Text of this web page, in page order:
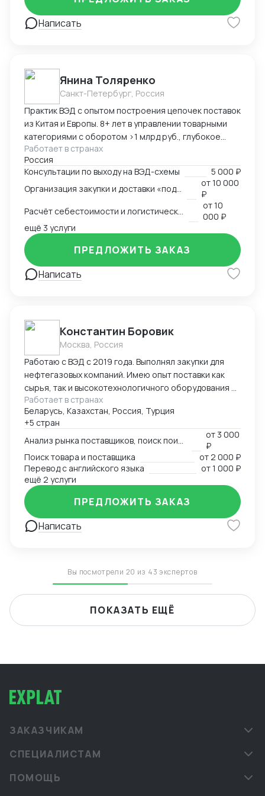
аналитика, автоматизация процессов ВЭД в 1С и
ином ПО.
Написать
Янина Толяренко
Санкт-Петербург, Россия
Практик ВЭД с опытом построения цепочек поставок
из Китая и Европы. 8+ лет в управлении товарными
категориями с оборотом >1 млрд руб., глубокое
понимание коммерческой стороны закупок.
Ключевые компетенции: — Организация полного
цикла ВЭД «под ключ»: от поиска поставщика до
доставки на склад клиента — Работа с китайскими
поставщиками: переговоры, контроль качества,
оплата — Таможенное оформление, подбор
сертификации, подготовка документов —
Международная логистика: поиск брокеров, расчёт
маршрутов, мониторинг цен — Расчёт
себестоимости и контроль маржинальности сделок
— Опыт поставок в условиях санкционных
удалённая работа, полная автономность
Работает в странах
Россия
Консультации по выходу на ВЭД-схемы
5 000 ₽
от10 000
₽
от10
000 ₽
ещё 3 услуги
Написать
ПРЕДЛОЖИТЬ ЗАКАЗ
Константин Боровик
Москва, Россия
Работаю с ВЭД с 2019 года. Выполнял закупки для
нефтегазовых компаний. Имею опыт поставки как
сырья, так и высокотехнологичного оборудования и
химии. Выполняю полный спектр услуг начиная с
поиска поставщика и закупкой, заканчивая
таможенным оформлением и логистикой.
Работает в странах
Беларусь, Казахстан, Россия, Турция
+5 стран
от 3 000
₽
Поиск товара и поставщика
от2 000 ₽
Перевод с английского языка
от1 000 ₽
ещё 2 услуги
Написать
ПРЕДЛОЖИТЬ ЗАКАЗ
Вы посмотрели 20 из 43 экспертов
ПОКАЗАТЬ ЕЩЁ
ЗАКАЗЧИКАМ
СПЕЦИАЛИСТАМ
ПОМОЩЬ